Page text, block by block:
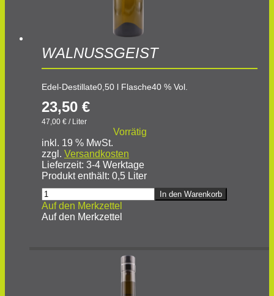
WALNUSSGEIST
Edel-Destillate0,50 l Flasche40 % Vol.
23,50 €
47,00 € / Liter
Vorrätig
inkl. 19 % MwSt.
zzgl. Versandkosten
Lieferzeit: 3-4 Werktage
Produkt enthält: 0,5 Liter
WALNUSSGEIST
Menge
In den Warenkorb
Auf den Merkzettel
Auf den Merkzettel